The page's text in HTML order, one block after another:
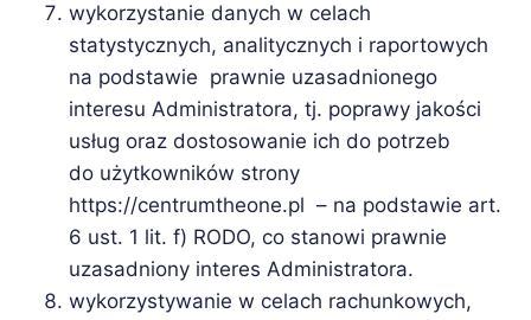
wykorzystanie danych w celach
statystycznych, analitycznych i raportowych
na podstawie prawnie uzasadnionego
interesu Administratora, tj. poprawy jakości
usług oraz dostosowanie ich do potrzeb
do użytkowników strony
https://centrumtheone.pl – na podstawie art.
6 ust. 1 lit. f) RODO, co stanowi prawnie
uzasadniony interes Administratora.
wykorzystywanie w celach rachunkowych,